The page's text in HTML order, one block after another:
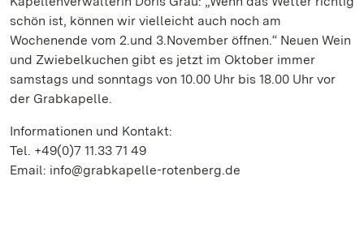
schön ist, können wir vielleicht auch noch am
Wochenende vom 2.und 3.November öffnen.“ Neuen Wein
und Zwiebelkuchen gibt es jetzt im Oktober immer
samstags und sonntags von 10.00 Uhr bis 18.00 Uhr vor
der Grabkapelle.
Informationen und Kontakt:
Tel. +49(0)7 11.33 71 49
Email: info@grabkapelle-rotenberg.de